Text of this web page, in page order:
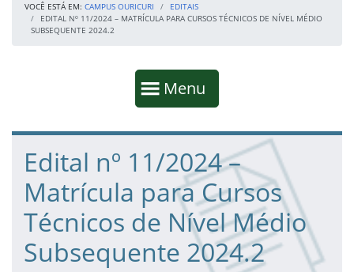
VOCÊ ESTÁ EM: CAMPUS OURICURI
EDITAIS
EDITAL Nº 11/2024 – MATRÍCULA PARA CURSOS TÉCNICOS DE NÍVEL MÉDIO
SUBSEQUENTE 2024.2
Mostrar
Menu
Fim da navegação
Início do conteúdo
Edital nº 11/2024 –
Matrícula para Cursos
Técnicos de Nível Médio
Subsequente 2024.2